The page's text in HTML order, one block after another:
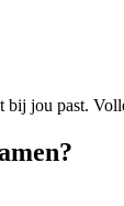
bij jou past.
?